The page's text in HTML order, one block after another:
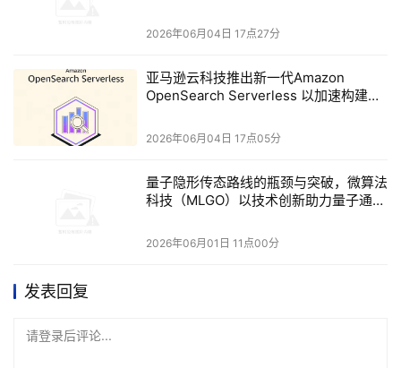
据，这样才能满足KV Cache要求的高存储带宽的需求；而
基于 WQS 的原生KV能力，存储系统在小IO时的带宽不再
是瓶颈，设计哲学变成了：达到更高的缓存命中率，实现更
低的时延，你可以使用 16-Tokens 的 chunk——比之前细 16
倍的粒度，同时还可以使用 Layerwise 流水线加载，在计算
(N为模型的层数)，时延达到最低并且完全隐藏于计算过程
GPU计算时间
针对Transformer模型逐层顺序计算的核心运行特性，
2026年06月04日 17点27分
亚马逊云科技推出新一代Amazon
OpenSearch Serverless 以加速构建
2026年06月04日 17点05分
量子隐形传态路线的瓶颈与突破，微算法
科技（MLGO）以技术创新助力量子通信
2026年06月01日 11点00分
发表回复
请登录后评论...